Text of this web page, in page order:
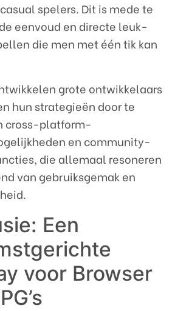
spelers. Dit is mede te
eenvoud en directe leuk-
die men met één tik kan
grote ontwikkelaars
hun strategieën door te
cross-platform-
en community-
die allemaal resoneren
van gebruiksgemak en
Een
voor Browser